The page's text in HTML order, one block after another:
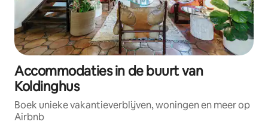
Accommodaties in de buurt van
Koldinghus
Boek unieke vakantieverblijven, woningen en meer op
Airbnb